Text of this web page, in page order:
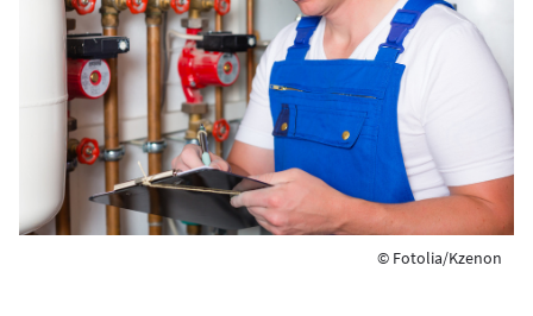
© Fotolia/Kzenon